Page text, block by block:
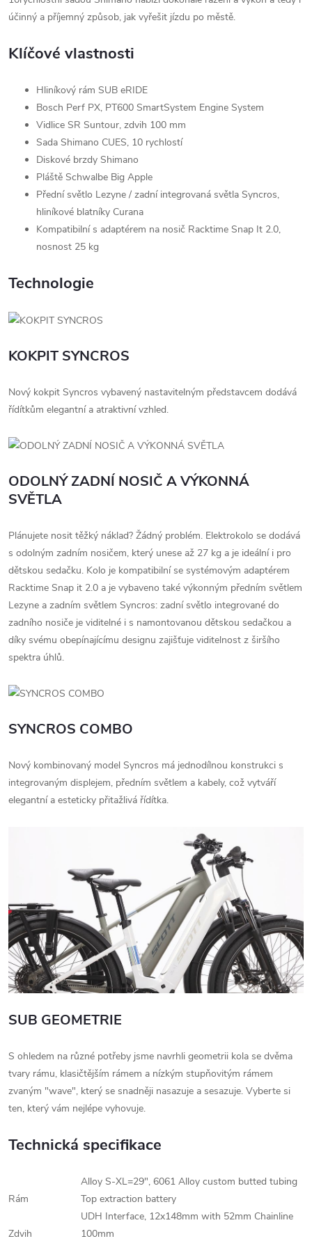
účinný a příjemný způsob, jak vyřešit jízdu po městě.
Klíčové vlastnosti
Hliníkový rám SUB eRIDE
Bosch Perf PX, PT600 SmartSystem Engine System
Vidlice SR Suntour, zdvih 100 mm
Sada Shimano CUES, 10 rychlostí
Diskové brzdy Shimano
Pláště Schwalbe Big Apple
Přední světlo Lezyne / zadní integrovaná světla Syncros,
hliníkové blatníky Curana
Kompatibilní s adaptérem na nosič Racktime Snap It 2.0,
nosnost 25 kg
Technologie
KOKPIT SYNCROS
Nový kokpit Syncros vybavený nastavitelným představcem dodává
řídítkům elegantní a atraktivní vzhled.
ODOLNÝ ZADNÍ NOSIČ A VÝKONNÁ
SVĚTLA
Plánujete nosit těžký náklad? Žádný problém. Elektrokolo se dodává
s odolným zadním nosičem, který unese až 27 kg a je ideální i pro
dětskou sedačku. Kolo je kompatibilní se systémovým adaptérem
Racktime Snap it 2.0 a je vybaveno také výkonným předním světlem
Lezyne a zadním světlem Syncros: zadní světlo integrované do
zadního nosiče je viditelné i s namontovanou dětskou sedačkou a
díky svému obepínajícímu designu zajišťuje viditelnost z širšího
spektra úhlů.
SYNCROS COMBO
Nový kombinovaný model Syncros má jednodílnou konstrukci s
integrovaným displejem, předním světlem a kabely, což vytváří
elegantní a esteticky přitažlivá řídítka.
SUB GEOMETRIE
S ohledem na různé potřeby jsme navrhli geometrii kola se dvěma
tvary rámu, klasičtějším rámem a nízkým stupňovitým rámem
zvaným "wave", který se snadněji nasazuje a sesazuje. Vyberte si
ten, který vám nejlépe vyhovuje.
Technická specifikace
Rám
Alloy S-XL=29", 6061 Alloy custom butted tubing
Top extraction battery
UDH Interface, 12x148mm with 52mm Chainline
Zdvih
100mm